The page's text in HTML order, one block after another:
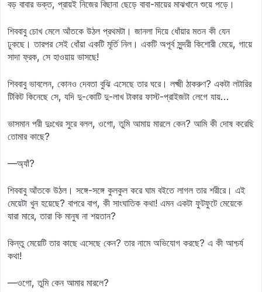
বড় বাবার ভক্ত, প্রায়ই নিজের বিছানা ছেড়ে বাবা-মায়ের মাঝখানে শুয়ে পড়ে।
শিববাবু চোখ মেলে আঁতকে উঠল প্রথমটা। জানলা দিয়ে ধোঁয়ার মতন কী যেন
ঢুকছে। তারপর সেই ধোঁয়া একটি মূর্তি নিল। একটি অপূর্ব সুন্দরী কিশোরী মেয়ে, গায়ে
সাদা ফ্রক, সে হাওয়ায় ভাসছে!
শিববাবু ভাবলেন, কোনও দেবতা বুঝি এসেছে তার ঘরে। লক্ষ্মী ঠাকরুণ? একটা লটারির
টিকিট কিনেছে সে, যদি দু-কোটি দু-লাখ টাকার ফাস্ট-প্রাইজটা লেগে যায়…
ভাসমান পরী দুঃখের সুরে বলল, ওগো, তুমি আমায় মারলে কেন? আমি কী দোষ করেছি
তোমার কাছে?
—অ্যাঁ?
শিববাবু আঁতকে উঠল। সঙ্গে-সঙ্গে কুলকুল করে ঘাম বইতে লাগল তার শরীরে। এই
মেয়েটা খুন হয়েছে? বাপরে বাপ, কী সাংঘাতিক কথা! এমন একটা ফুটফুটে মেয়েকে
যারা মারে, তারা কি মানুষ না শয়তান?
কিন্তু মেয়েটি তার কাছে এসেছে কেন? তার নামে অভিযোগ করছে? এ কী আশ্চর্য
কথা!
—ওগো, তুমি কেন আমার মারলে?